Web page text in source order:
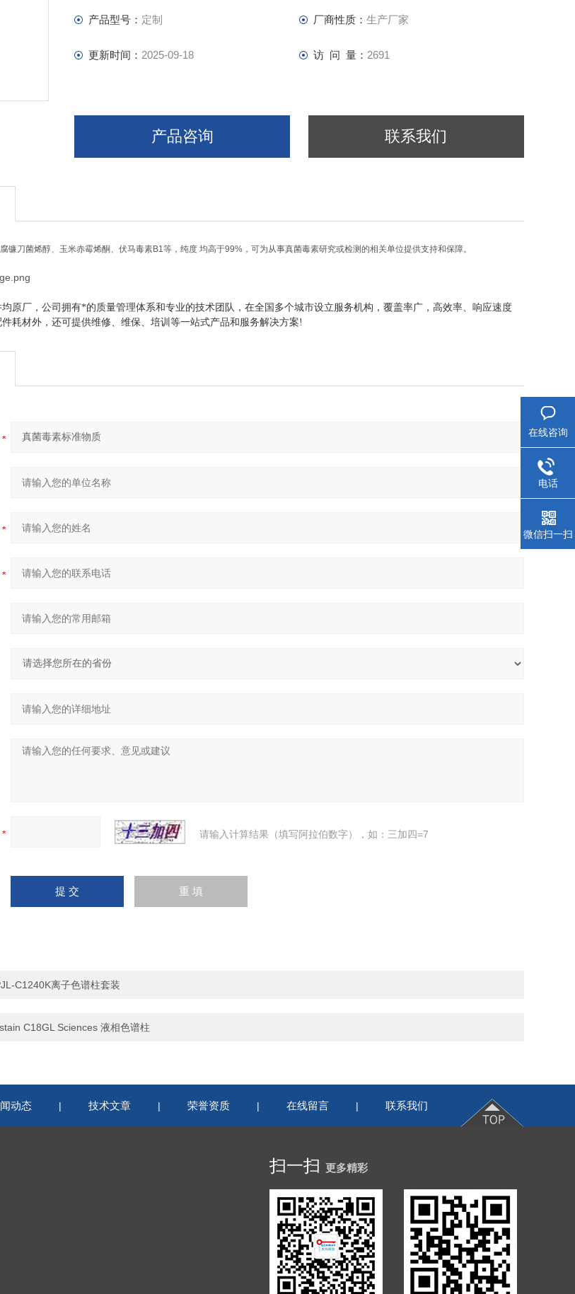
产品型号： 定制 厂商性质： 生产厂家
更新时间： 2025-09-18 访 问 量： 2691
产品咨询 联系我们
镰刀菌烯醇、玉米赤霉烯酮、伏马毒素B1等 ，纯度 均高于99% ，可为从事真菌毒素研究或检测的相关单位提供支持和保障。
原厂，公司拥有*的质量管理体系和专业的技术团队，在全国多个城市设立服务机构，覆盖率广，高效率、响应速度
耗材外，还可提供维修、维保、培训等一站式产品和服务解决方案!
请输入计算结果（填写阿拉伯数字），如：三加四=7
C1240K离子色谱柱套装
C18GL Sciences 液相色谱柱
动态 | 技术文章 | 荣誉资质 | 在线留言 | 联系我们
扫一扫 更多精彩
在线咨询
电话
微信扫一扫